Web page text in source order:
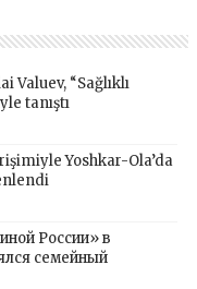
Valuev, “Sağlıklı
tanıştı
Yoshkar-Ola’da
России» в
семейный